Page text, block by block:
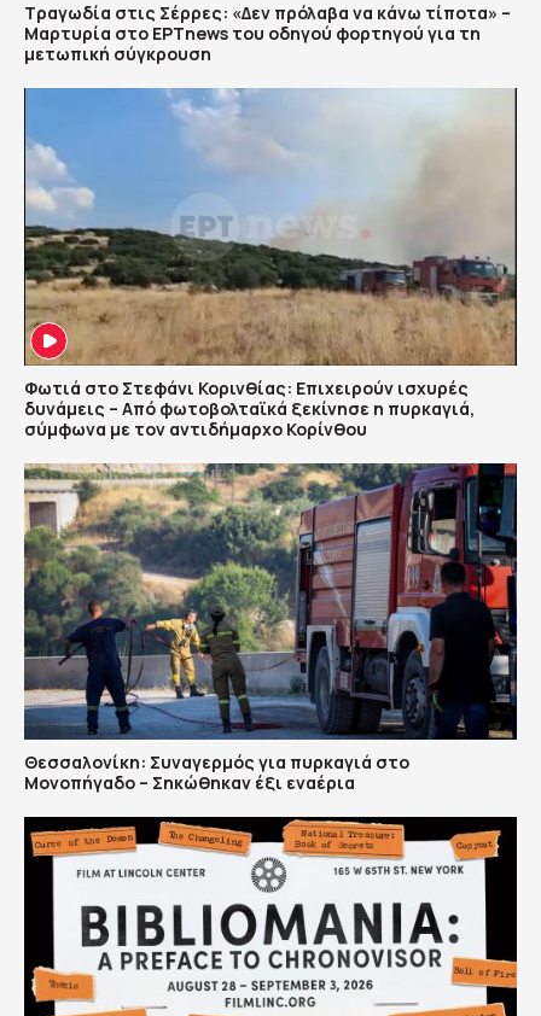
Τραγωδία στις Σέρρες: «Δεν πρόλαβα να κάνω τίποτα» –
Μαρτυρία στο ΕΡΤnews του οδηγού φορτηγού για τη
μετωπική σύγκρουση
Φωτιά στο Στεφάνι Κορινθίας: Επιχειρούν ισχυρές
δυνάμεις – Από φωτοβολταϊκά ξεκίνησε η πυρκαγιά,
σύμφωνα με τον αντιδήμαρχο Κορίνθου
Θεσσαλονίκη: Συναγερμός για πυρκαγιά στο
Μονοπήγαδο – Σηκώθηκαν έξι εναέρια